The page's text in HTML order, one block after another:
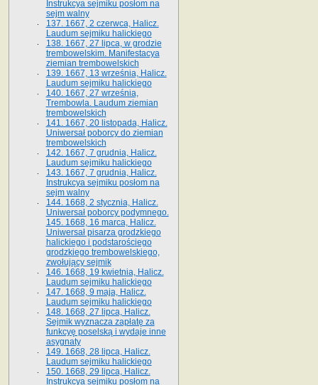
Instrukcya sejmiku posłom na
sejm walny
137. 1667, 2 czerwca, Halicz.
Laudum sejmiku halickiego
138. 1667, 27 lipca, w grodzie
trembowelskim. Manifestacya
ziemian trembowelskich
139. 1667, 13 września, Halicz.
Laudum sejmiku halickiego
140. 1667, 27 września,
Trembowla. Laudum ziemian
trembowelskich
141. 1667, 20 listopada, Halicz.
Uniwersał poborcy do ziemian
trembowelskich
142. 1667, 7 grudnia, Halicz.
Laudum sejmiku halickiego
143. 1667, 7 grudnia, Halicz.
Instrukcya sejmiku posłom na
sejm walny
144. 1668, 2 stycznia, Halicz.
Uniwersał poborcy podymnego.
145. 1668, 16 marca, Halicz.
Uniwersał pisarza grodzkiego
halickiego i podstarościego
grodzkiego trembowelskiego,
zwołujący sejmik
146. 1668, 19 kwietnia, Halicz.
Laudum sejmiku halickiego
147. 1668, 9 maja, Halicz.
Laudum sejmiku halickiego
148. 1668, 27 lipca, Halicz.
Sejmik wyznacza zapłatę za
funkcyę poselską i wydaje inne
asygnaty
149. 1668, 28 lipca, Halicz.
Laudum sejmiku halickiego
150. 1668, 29 lipca, Halicz.
Instrukcya sejmiku posłom na